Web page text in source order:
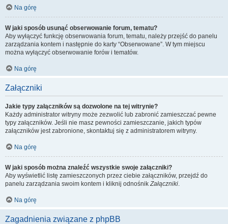
Na górę
W jaki sposób usunąć obserwowanie forum, tematu?
Aby wyłączyć funkcję obserwowania forum, tematu, należy przejść do panelu
zarządzania kontem i następnie do karty “Obserwowane”. W tym miejscu
można wyłączyć obserwowanie forów i tematów.
Na górę
Załączniki
Jakie typy załączników są dozwolone na tej witrynie?
Każdy administrator witryny może zezwolić lub zabronić zamieszczać pewne
typy załączników. Jeśli nie masz pewności zamieszczanie, jakich typów
załączników jest zabronione, skontaktuj się z administratorem witryny.
Na górę
W jaki sposób można znaleźć wszystkie swoje załączniki?
Aby wyświetlić listę zamieszczonych przez ciebie załączników, przejdź do
panelu zarządzania swoim kontem i kliknij odnośnikZałączniki.
Na górę
Zagadnienia związane z phpBB